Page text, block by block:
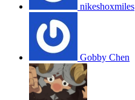
nikeshoxmiles
Gobby Chen